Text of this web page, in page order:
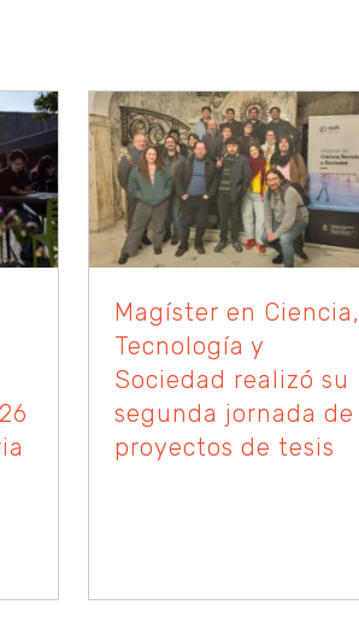
Magíster en Ciencia,
Tecnología y
Sociedad realizó su
segunda jornada de
proyectos de tesis